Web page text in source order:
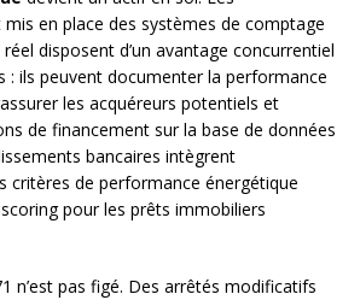
en place des systèmes de comptage
disposent d’un avantage concurrentiel
: ils peuvent documenter la performance
les acquéreurs potentiels et
de financement sur la base de données
bancaires intègrent
critères de performance énergétique
pour les prêts immobiliers
n’est pas figé. Des arrêtés modificatifs